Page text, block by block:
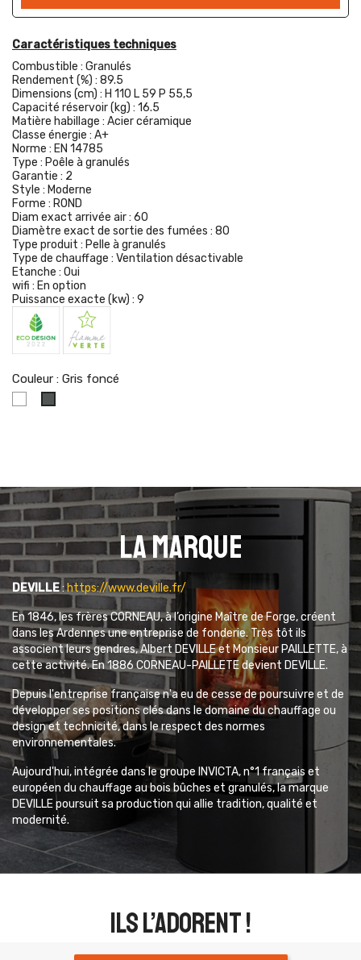
Caractéristiques techniques
Combustible : Granulés
Rendement (%) : 89.5
Dimensions (cm) : H 110 L 59 P 55,5
Capacité réservoir (kg) : 16.5
Matière habillage : Acier céramique
Classe énergie : A+
Norme : EN 14785
Type : Poêle à granulés
Garantie : 2
Style : Moderne
Forme : ROND
Diam exact arrivée air : 60
Diamètre exact de sortie des fumées : 80
Type produit : Pelle à granulés
Type de chauffage : Ventilation désactivable
Etanche : Oui
wifi : En option
Puissance exacte (kw) : 9
Couleur : Gris foncé
La marque
DEVILLE:https://www.deville.fr/
En 1846, les frères CORNEAU, à l’origine Maître de Forge, créent
dans les Ardennes une entreprise de fonderie. Très tôt ils
associent leurs gendres, Albert DEVILLE et Monsieur PAILLETTE, à
cette activité. En 1886 CORNEAU-PAILLETE devient DEVILLE.
Depuis l'entreprise française n'a eu de cesse de poursuivre et de
développer ses positions clés dans le domaine du chauffage ou
design et technicité, dans le respect des normes
environnementales.
Aujourd'hui, intégrée dans le groupe INVICTA, n°1 français et
européen du chauffage au bois bûches et granulés, la marque
DEVILLE poursuit sa production qui allie tradition, qualité et
modernité.
ils l’adorent !